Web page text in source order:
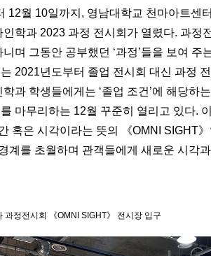
12월 10일까지, 영남대학교 천마아트센
학과 2023 과정 전시회가 열렸다. 과정
며 그동안 공부했던 ‘과정’들을 보여 주
2021년도부터 졸업 전시회 대신 과정
과 학생들에게는 ‘졸업 조건’에 해당하
마무리하는 12월 꾸준히 열리고 있다.
혹은 시각이라는 뜻의 《OMNI SIGHT
계를 초월하며 관객들에게 새로운 시각
과정전시회 《OMNI SIGHT》 전시장 입구